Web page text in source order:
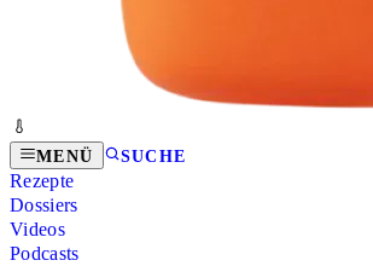
MENÜ SUCHE
Rezepte
Dossiers
Videos
Podcasts